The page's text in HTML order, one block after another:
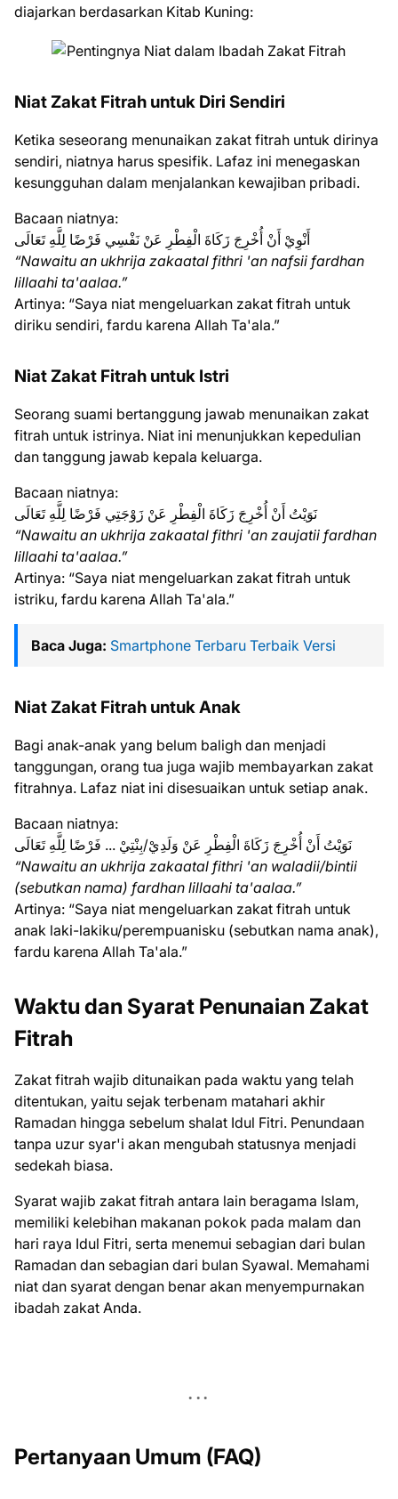
diajarkan berdasarkan Kitab Kuning:
Niat Zakat Fitrah untuk Diri Sendiri
Ketika seseorang menunaikan zakat fitrah untuk dirinya
sendiri, niatnya harus spesifik. Lafaz ini menegaskan
kesungguhan dalam menjalankan kewajiban pribadi.
Bacaan niatnya:
أَنْوِيْ أَنْ أُخْرِجَ زَكَاةَ الْفِطْرِ عَنْ نَفْسِي فَرْضًا لِلَّهِ تَعَالَى
“Nawaitu an ukhrija zakaatal fithri 'an nafsii fardhan
lillaahi ta'aalaa.”
Artinya: “Saya niat mengeluarkan zakat fitrah untuk
diriku sendiri, fardu karena Allah Ta'ala.”
Niat Zakat Fitrah untuk Istri
Seorang suami bertanggung jawab menunaikan zakat
fitrah untuk istrinya. Niat ini menunjukkan kepedulian
dan tanggung jawab kepala keluarga.
Bacaan niatnya:
نَوَيْتُ أَنْ أُخْرِجَ زَكَاةَ الْفِطْرِ عَنْ زَوْجَتِي فَرْضًا لِلَّهِ تَعَالَى
“Nawaitu an ukhrija zakaatal fithri 'an zaujatii fardhan
lillaahi ta'aalaa.”
Artinya: “Saya niat mengeluarkan zakat fitrah untuk
istriku, fardu karena Allah Ta'ala.”
Baca Juga: Smartphone Terbaru Terbaik Versi
Niat Zakat Fitrah untuk Anak
Bagi anak-anak yang belum baligh dan menjadi
tanggungan, orang tua juga wajib membayarkan zakat
fitrahnya. Lafaz niat ini disesuaikan untuk setiap anak.
Bacaan niatnya:
نَوَيْتُ أَنْ أُخْرِجَ زَكَاةَ الْفِطْرِ عَنْ وَلَدِيْ/بِنْتِيْ ... فَرْضًا لِلَّهِ تَعَالَى
“Nawaitu an ukhrija zakaatal fithri 'an waladii/bintii
(sebutkan nama) fardhan lillaahi ta'aalaa.”
Artinya: “Saya niat mengeluarkan zakat fitrah untuk
anak laki-lakiku/perempuanisku (sebutkan nama anak),
fardu karena Allah Ta'ala.”
Waktu dan Syarat Penunaian Zakat
Fitrah
Zakat fitrah wajib ditunaikan pada waktu yang telah
ditentukan, yaitu sejak terbenam matahari akhir
Ramadan hingga sebelum shalat Idul Fitri. Penundaan
tanpa uzur syar'i akan mengubah statusnya menjadi
sedekah biasa.
Syarat wajib zakat fitrah antara lain beragama Islam,
memiliki kelebihan makanan pokok pada malam dan
hari raya Idul Fitri, serta menemui sebagian dari bulan
Ramadan dan sebagian dari bulan Syawal. Memahami
niat dan syarat dengan benar akan menyempurnakan
ibadah zakat Anda.
Pertanyaan Umum (FAQ)